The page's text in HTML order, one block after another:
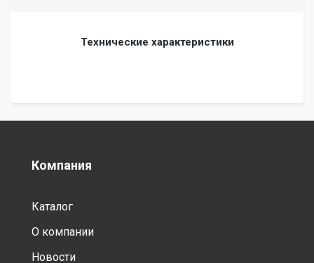
Технические характеристики
Компания
Каталог
О компании
Новости